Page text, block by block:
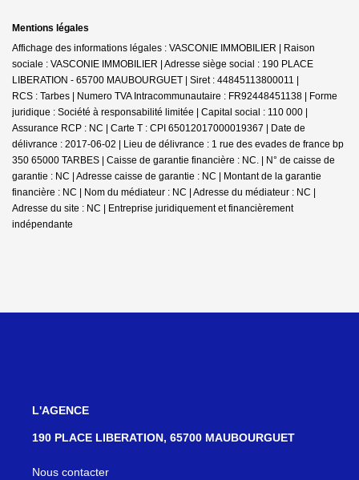
Mentions légales
Affichage des informations légales : VASCONIE IMMOBILIER | Raison
sociale : VASCONIE IMMOBILIER | Adresse siège social : 190 PLACE
LIBERATION - 65700 MAUBOURGUET | Siret : 44845113800011 |
RCS : Tarbes | Numero TVA Intracommunautaire : FR92448451138 | Forme
juridique : Société à responsabilité limitée | Capital social : 110 000 |
Assurance RCP : NC | Carte T : CPI 65012017000019367 | Date de
délivrance : 2017-06-02 | Lieu de délivrance : 1 rue des evades de france bp
350 65000 TARBES | Caisse de garantie financière : NC. | N° de caisse de
garantie : NC | Adresse caisse de garantie : NC | Montant de la garantie
financière : NC | Nom du médiateur : NC | Adresse du médiateur : NC |
Adresse du site : NC | Entreprise juridiquement et financièrement
indépendante
L'AGENCE
190 PLACE LIBERATION, 65700 MAUBOURGUET
Nous contacter